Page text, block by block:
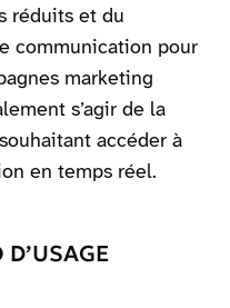
réduits et du
communication pour
marketing
s’agir de la
accéder à
en temps réel.
D’USAGE